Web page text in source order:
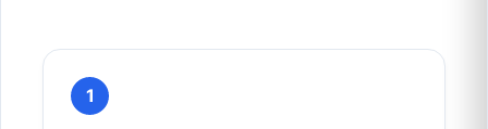
1